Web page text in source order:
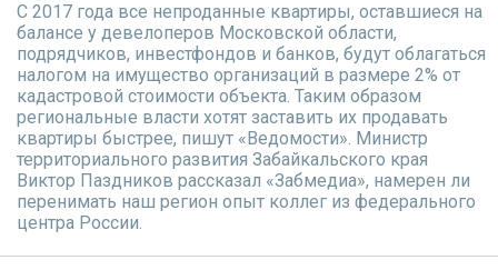
С 2017 года все непроданные квартиры, оставшиеся на
балансе у девелоперов Московской области,
подрядчиков, инвестфондов и банков, будут облагаться
налогом на имущество организаций в размере 2% от
кадастровой стоимости объекта. Таким образом
региональные власти хотят заставить их продавать
квартиры быстрее, пишут «Ведомости». Министр
территориального развития Забайкальского края
Виктор Паздников рассказал «Забмедиа», намерен ли
перенимать наш регион опыт коллег из федерального
центра России.